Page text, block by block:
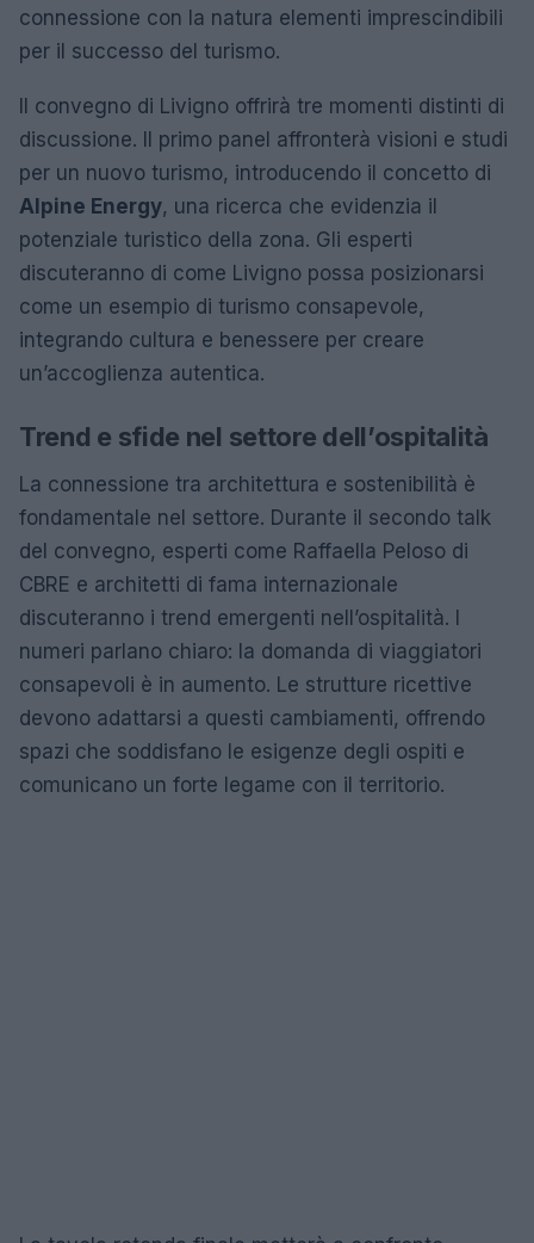
connessione con la natura elementi imprescindibili
per il successo del turismo.
Il convegno di Livigno offrirà tre momenti distinti di
discussione. Il primo panel affronterà visioni e studi
per un nuovo turismo, introducendo il concetto di
Alpine Energy, una ricerca che evidenzia il
potenziale turistico della zona. Gli esperti
discuteranno di come Livigno possa posizionarsi
come un esempio di turismo consapevole,
integrando cultura e benessere per creare
un’accoglienza autentica.
Trend e sfide nel settore dell’ospitalità
La connessione tra architettura e sostenibilità è
fondamentale nel settore. Durante il secondo talk
del convegno, esperti come Raffaella Peloso di
CBRE e architetti di fama internazionale
discuteranno i trend emergenti nell’ospitalità. I
numeri parlano chiaro: la domanda di viaggiatori
consapevoli è in aumento. Le strutture ricettive
devono adattarsi a questi cambiamenti, offrendo
spazi che soddisfano le esigenze degli ospiti e
comunicano un forte legame con il territorio.